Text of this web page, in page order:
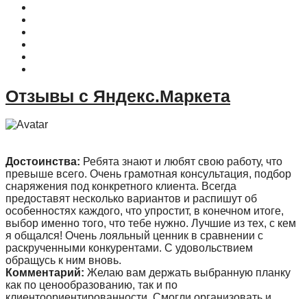
Отзывы с Яндекс.Маркета
Достоинства: Ребята знают и любят свою работу, что
превыше всего. Очень грамотная консультация, подбор
снаряжения под конкретного клиента. Всегда
предоставят несколько вариантов и распишут об
особенностях каждого, что упростит, в конечном итоге,
выбор именно того, что тебе нужно. Лучшие из тех, с кем
я общался! Очень лояльный ценник в сравнении с
раскрученными конкурентами. С удовольствием
обращусь к ним вновь.
Комментарий: Желаю вам держать выбранную планку
как по ценообразованию, так и по